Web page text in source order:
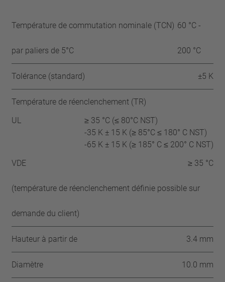
Température de commutation nominale (TCN)
par paliers de 5°C
60 °C -
200 °C
Tolérance (standard) ±5 K
Température de réenclenchement (TR)
UL
≥ 35 °C (≤ 80°C NST)
-35 K ± 15 K (≥ 85°C ≤ 180° C NST)
-65 K ± 15 K (≥ 185° C ≤ 200° C NST)
VDE
≥ 35 °C
(température de réenclenchement définie possible sur
demande du client)
Hauteur à partir de 3.4 mm
Diamètre 10.0 mm